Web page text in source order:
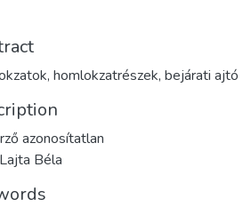
homlokzatrészek, bejárati ajtó
azonosítatlan
Béla